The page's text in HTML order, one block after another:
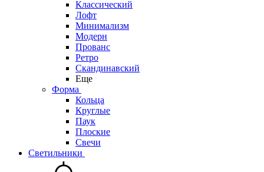
Классический
Лофт
Минимализм
Модерн
Прованс
Ретро
Скандинавский
Еще
Форма
Кольца
Круглые
Паук
Плоские
Свечи
Светильники